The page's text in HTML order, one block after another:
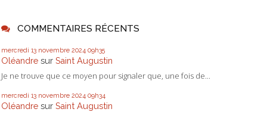
COMMENTAIRES RÉCENTS
mercredi 13 novembre 2024 09h35
Oléandre sur Saint Augustin
Je ne trouve que ce moyen pour signaler que, une fois de...
mercredi 13 novembre 2024 09h34
Oléandre sur Saint Augustin